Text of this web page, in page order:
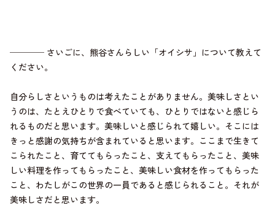
──── さいごに、熊谷さんらしい「オイシサ」について教えて
ください。
自分らしさというものは考えたことがありません。美味しさとい
うのは、たとえひとりで食べていても、ひとりではないと感じら
れるものだと思います。美味しいと感じられて嬉しい。そこには
きっと感謝の気持ちが含まれていると思います。ここまで生きて
こられたこと、育ててもらったこと、支えてもらったこと、美味
しい料理を作ってもらったこと、美味しい食材を作ってもらった
こと、わたしがこの世界の一員であると感じられること。それが
美味しさだと思います。